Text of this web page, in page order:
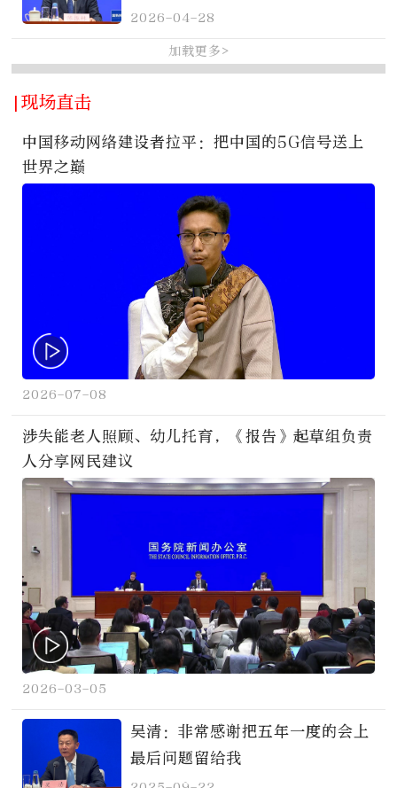
2026-04-28
加载更多>
|现场直击
中国移动网络建设者拉平：把中国的5G信号送上
世界之巅
2026-07-08
涉失能老人照顾、幼儿托育，《报告》起草组负责
人分享网民建议
2026-03-05
吴清：非常感谢把五年一度的会上
最后问题留给我